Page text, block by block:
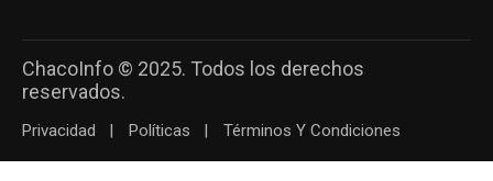
ChacoInfo © 2025. Todos los derechos
reservados.
Privacidad Políticas Términos Y Condiciones